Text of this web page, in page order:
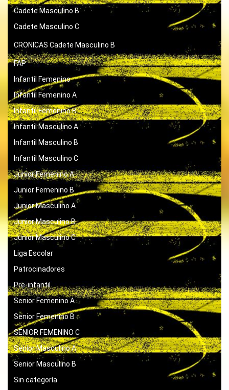
Cadete Masculino B
Cadete Masculino C
CRONICAS Cadete Masculino B
FAP
Infantil Femenino
Infantil Femenino A
Infantil Femenino B
Infantil Masculino A
Infantil Masculino B
Infantil Masculino C
Junior Femenino A
Junior Femenino B
Junior Masculino A
Junior Masculino B
Junior Masculino C
Liga Escolar
Patrocinadores
Pre-infantil
Senior Femenino A
Senior Femenino B
SENIOR FEMENINO C
Senior Masculino A
Senior Masculino B
Sin categoría